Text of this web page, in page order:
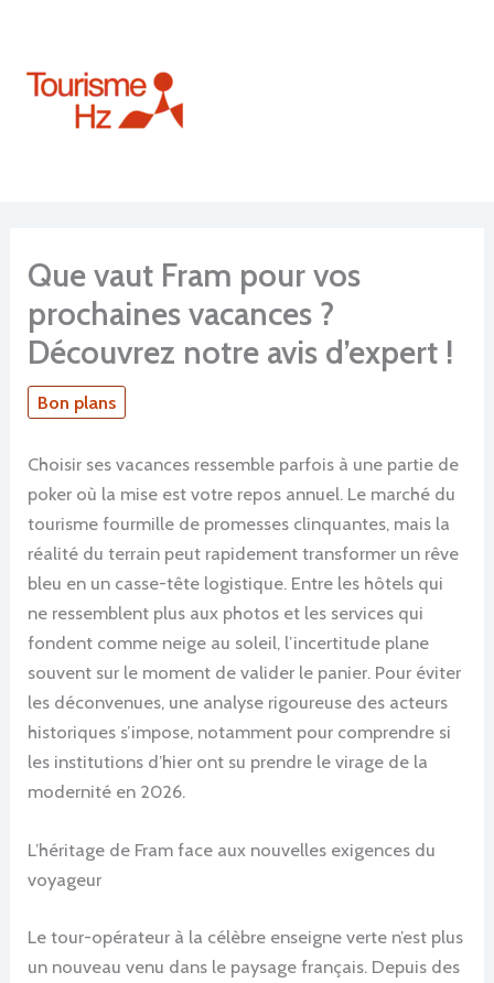
contenu
Que vaut Fram pour vos
prochaines vacances ?
Découvrez notre avis d’expert !
Bon plans
Choisir ses vacances ressemble parfois à une partie de
poker où la mise est votre repos annuel. Le marché du
tourisme fourmille de promesses clinquantes, mais la
réalité du terrain peut rapidement transformer un rêve
bleu en un casse-tête logistique. Entre les hôtels qui
ne ressemblent plus aux photos et les services qui
fondent comme neige au soleil, l’incertitude plane
souvent sur le moment de valider le panier. Pour éviter
les déconvenues, une analyse rigoureuse des acteurs
historiques s’impose, notamment pour comprendre si
les institutions d’hier ont su prendre le virage de la
modernité en 2026.
L’héritage de Fram face aux nouvelles exigences du
voyageur
Le tour-opérateur à la célèbre enseigne verte n’est plus
un nouveau venu dans le paysage français. Depuis des